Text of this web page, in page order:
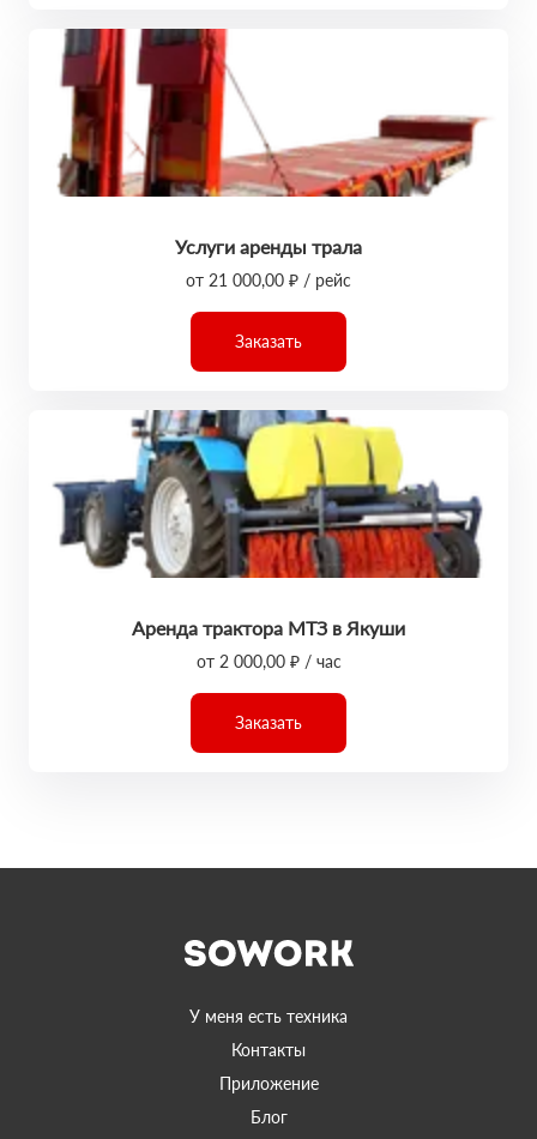
Услуги аренды трала
от 21 000,00 ₽ / рейс
Заказать
Аренда трактора МТЗ в Якуши
от 2 000,00 ₽ / час
Заказать
У меня есть техника
Контакты
Приложение
Блог